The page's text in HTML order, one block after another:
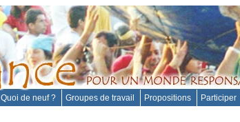
Quoi de neuf ? Groupes de travail Propositions Participer